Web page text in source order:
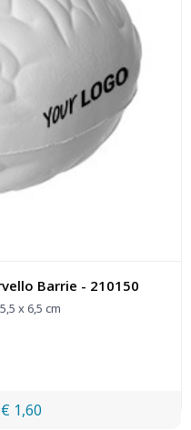
Barrie - 210150
x 6,5 cm
€ 1,60